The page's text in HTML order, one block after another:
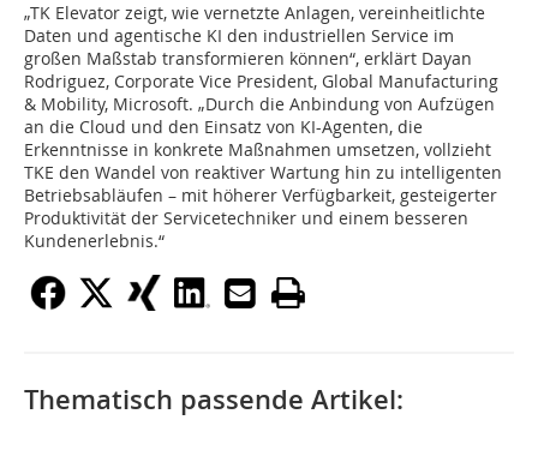
„TK Elevator zeigt, wie vernetzte Anlagen, vereinheitlichte
Daten und agentische KI den industriellen Service im
großen Maßstab transformieren können“, erklärt Dayan
Rodriguez, Corporate Vice President, Global Manufacturing
& Mobility, Microsoft. „Durch die Anbindung von Aufzügen
an die Cloud und den Einsatz von KI-Agenten, die
Erkenntnisse in konkrete Maßnahmen umsetzen, vollzieht
TKE den Wandel von reaktiver Wartung hin zu intelligenten
Betriebsabläufen – mit höherer Verfügbarkeit, gesteigerter
Produktivität der Servicetechniker und einem besseren
Kundenerlebnis.“
Thematisch passende Artikel: